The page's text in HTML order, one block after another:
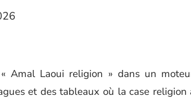
Amal Laoui religion » dans un
et des tableaux où la case